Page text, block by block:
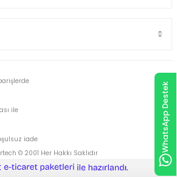
ile
iade
© 2001 Her Hakkı Saklıdır
WhatsApp Destek
ideasoft
e-
hazırlandı.